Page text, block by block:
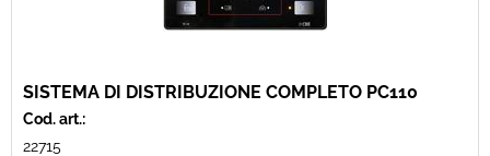
SISTEMA DI DISTRIBUZIONE COMPLETO PC110
Cod. art.:
22715